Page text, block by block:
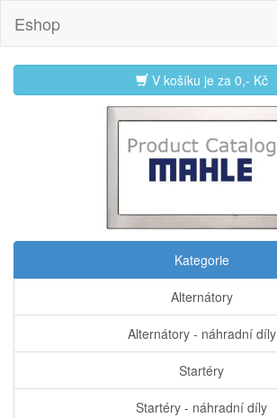
Eshop
V košíku je za 0,- Kč
Kategorie
Alternátory
Alternátory - náhradní díly
Startéry
Startéry - náhradní díly